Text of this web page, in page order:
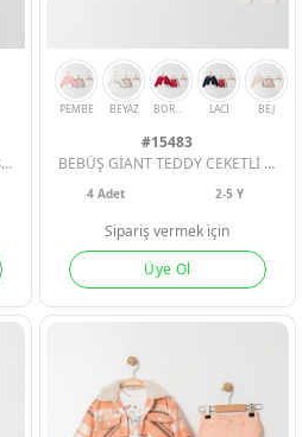
BEBÜŞ LEOPAR KIZ ÇOCUK ELBİSE
#15483
BEBÜŞ GİANT TEDDY CEKETLİ 3LÜ KIZ ÇOCUK TAKIM
4 Adet 2-5 Y
Sipariş vermek için
Üye Ol